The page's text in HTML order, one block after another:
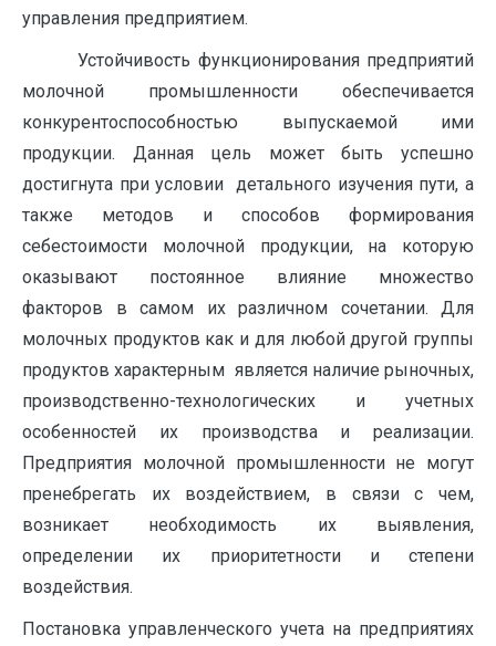
управления предприятием.
Устойчивость функционирования предприятий
молочной промышленности обеспечивается
конкурентоспособностью выпускаемой ими
продукции. Данная цель может быть успешно
достигнута при условии детального изучения пути, а
также методов и способов формирования
себестоимости молочной продукции, на которую
оказывают постоянное влияние множество
факторов в самом их различном сочетании. Для
молочных продуктов как и для любой другой группы
продуктов характерным является наличие рыночных,
производственно-технологических и учетных
особенностей их производства и реализации.
Предприятия молочной промышленности не могут
пренебрегать их воздействием, в связи с чем,
возникает необходимость их выявления,
определении их приоритетности и степени
воздействия.
Постановка управленческого учета на предприятиях